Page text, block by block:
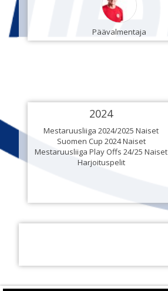
Päävalmentaja
2024
Mestaruusliiga 2024/2025 Naiset
Suomen Cup 2024 Naiset
Mestaruusliiga Play Offs 24/25 Naiset
Harjoituspelit